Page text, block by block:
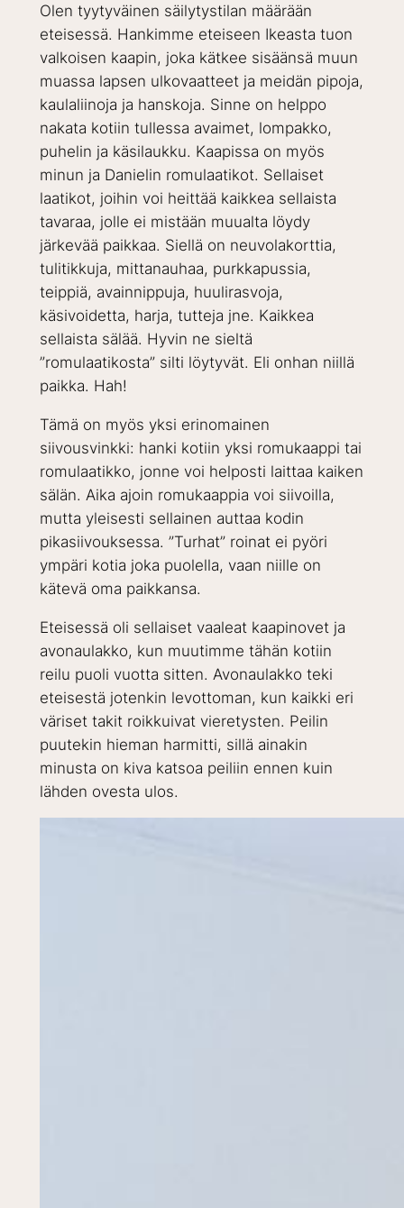
Olen tyytyväinen säilytystilan määrään
eteisessä. Hankimme eteiseen Ikeasta tuon
valkoisen kaapin, joka kätkee sisäänsä muun
muassa lapsen ulkovaatteet ja meidän pipoja,
kaulaliinoja ja hanskoja. Sinne on helppo
nakata kotiin tullessa avaimet, lompakko,
puhelin ja käsilaukku. Kaapissa on myös
minun ja Danielin romulaatikot. Sellaiset
laatikot, joihin voi heittää kaikkea sellaista
tavaraa, jolle ei mistään muualta löydy
järkevää paikkaa. Siellä on neuvolakorttia,
tulitikkuja, mittanauhaa, purkkapussia,
teippiä, avainnippuja, huulirasvoja,
käsivoidetta, harja, tutteja jne. Kaikkea
sellaista sälää. Hyvin ne sieltä
”romulaatikosta” silti löytyvät. Eli onhan niillä
paikka. Hah!
Tämä on myös yksi erinomainen
siivousvinkki: hanki kotiin yksi romukaappi tai
romulaatikko, jonne voi helposti laittaa kaiken
sälän. Aika ajoin romukaappia voi siivoilla,
mutta yleisesti sellainen auttaa kodin
pikasiivouksessa. ”Turhat” roinat ei pyöri
ympäri kotia joka puolella, vaan niille on
kätevä oma paikkansa.
Eteisessä oli sellaiset vaaleat kaapinovet ja
avonaulakko, kun muutimme tähän kotiin
reilu puoli vuotta sitten. Avonaulakko teki
eteisestä jotenkin levottoman, kun kaikki eri
väriset takit roikkuivat vieretysten. Peilin
puutekin hieman harmitti, sillä ainakin
minusta on kiva katsoa peiliin ennen kuin
lähden ovesta ulos.